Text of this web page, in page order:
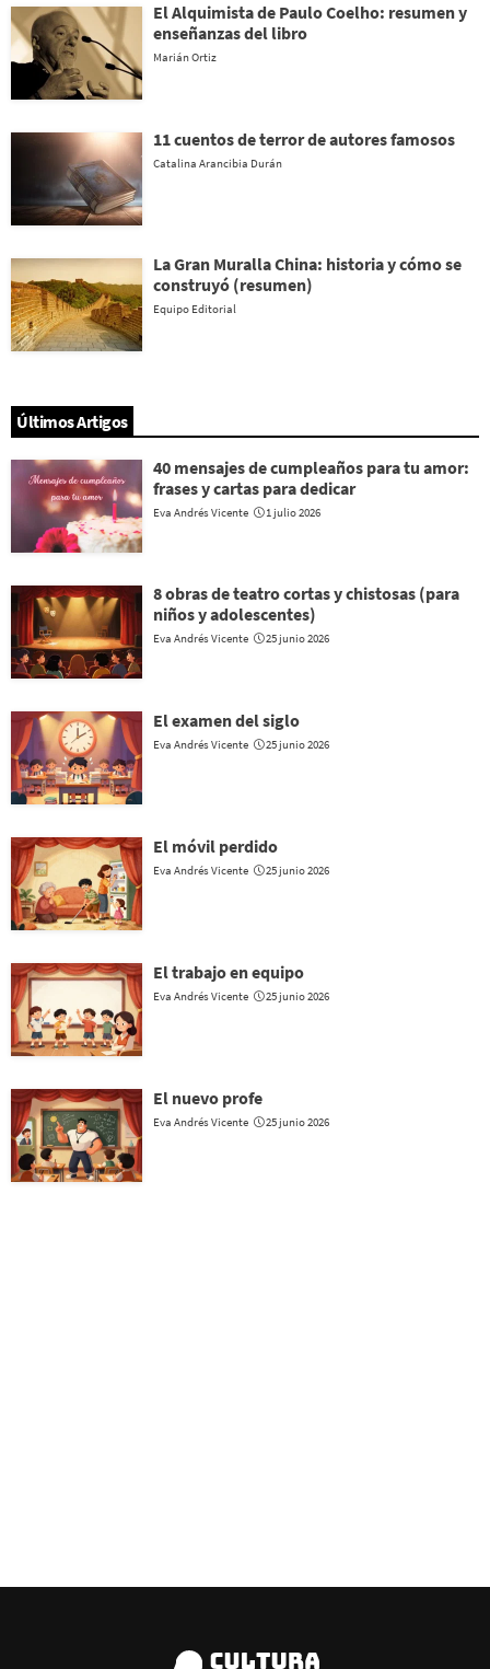
El Alquimista de Paulo Coelho: resumen y
enseñanzas del libro
Marián Ortiz
11 cuentos de terror de autores famosos
Catalina Arancibia Durán
La Gran Muralla China: historia y cómo se
construyó (resumen)
Equipo Editorial
Últimos Artigos
40 mensajes de cumpleaños para tu amor:
frases y cartas para dedicar
Eva Andrés Vicente 1 julio 2026
8 obras de teatro cortas y chistosas (para
niños y adolescentes)
Eva Andrés Vicente 25 junio 2026
El examen del siglo
Eva Andrés Vicente 25 junio 2026
El móvil perdido
Eva Andrés Vicente 25 junio 2026
El trabajo en equipo
Eva Andrés Vicente 25 junio 2026
El nuevo profe
Eva Andrés Vicente 25 junio 2026